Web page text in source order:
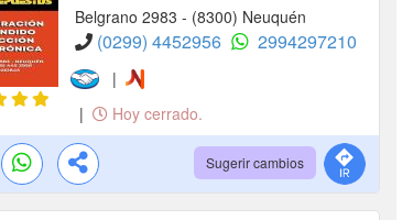
Belgrano 2983 - (8300) Neuquén
(0299) 4452956 2994297210
|
|
Hoy cerrado.
Sugerir cambios